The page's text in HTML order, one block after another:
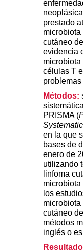
prestado
cutáneo
evidencia
células T
Métodos:
PRISMA (
en la que
bases de
enero de
utilizando
linfoma
los
cutáneo
métodos
inglés o